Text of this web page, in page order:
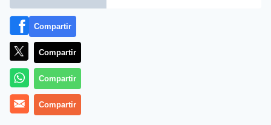
Más información
Compartir
Compartir
Compartir
Compartir